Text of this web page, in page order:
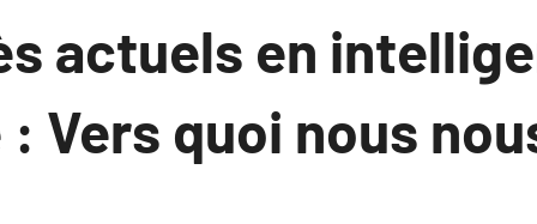
actuels en
Vers quoi nous